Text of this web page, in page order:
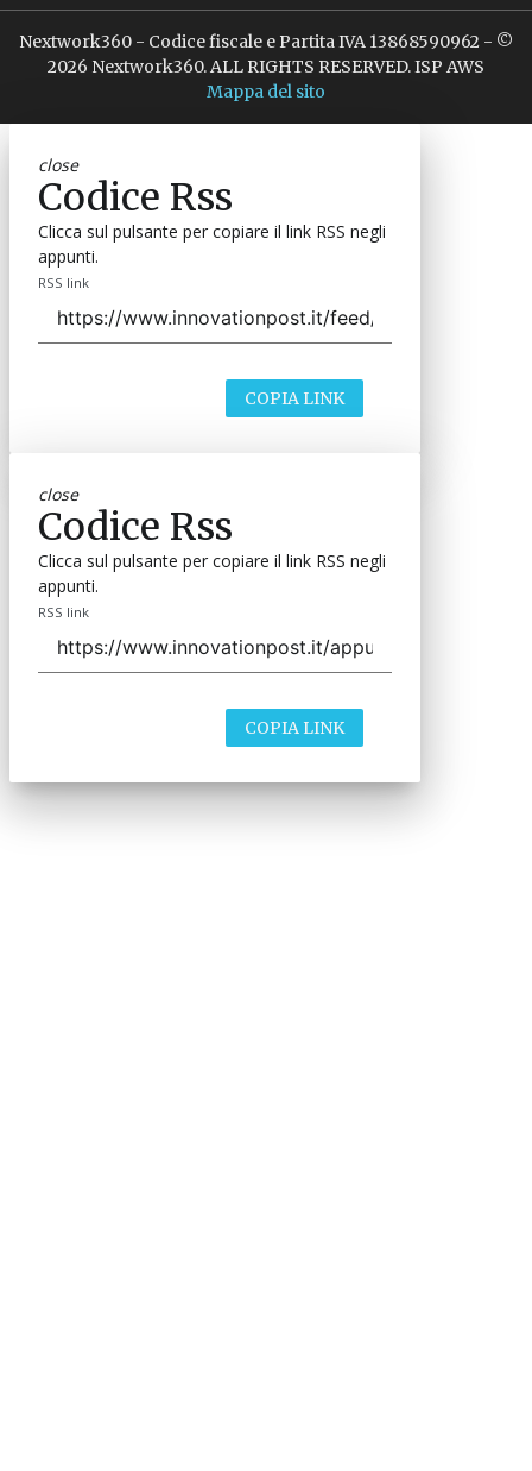
Nextwork360 - Codice fiscale e Partita IVA 13868590962 - ©
2026 Nextwork360. ALL RIGHTS RESERVED. ISP AWS
Mappa del sito
close
Codice Rss
Clicca sul pulsante per copiare il link RSS negli
appunti.
RSS link
COPIA LINK
close
Codice Rss
Clicca sul pulsante per copiare il link RSS negli
appunti.
RSS link
COPIA LINK